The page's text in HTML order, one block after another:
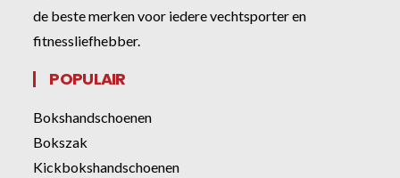
de beste merken voor iedere vechtsporter en
fitnessliefhebber.
POPULAIR
Bokshandschoenen
Bokszak
Kickbokshandschoenen